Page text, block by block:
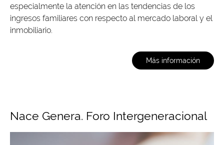
especialmente la atención en las tendencias de los
ingresos familiares con respecto al mercado laboral y el
inmobiliario.
Más información
Nace Genera. Foro Intergeneracional